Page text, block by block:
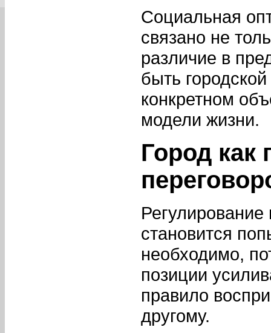
Социальная
связано не
различие в
быть
конкретном
модели жизни.
Город как
становится
необходимо,
позиции
правило
другому.